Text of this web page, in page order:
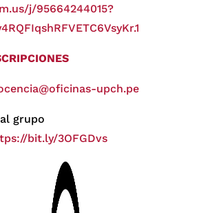
j/95664244015?
upch.pe
grupo
bit.ly/3OFGDvs